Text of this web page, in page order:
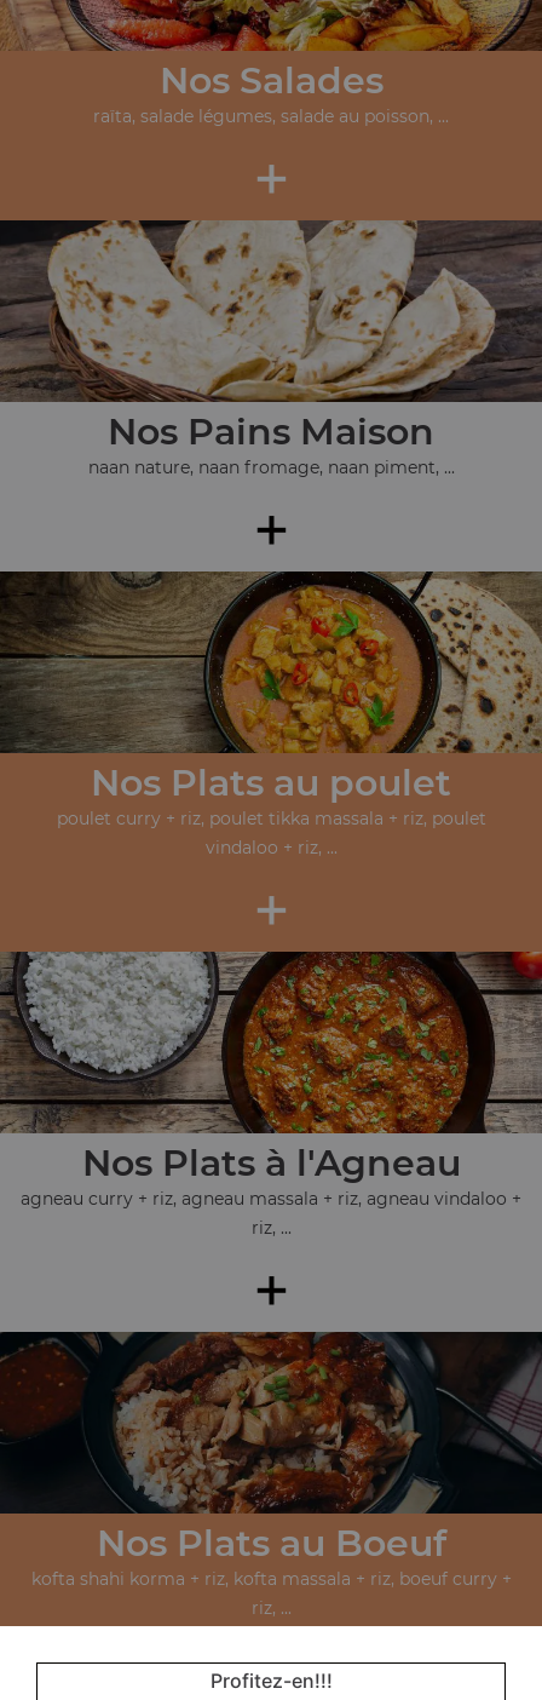
Nos Salades
raïta, salade légumes, salade au poisson, ...
+
Nos Pains Maison
naan nature, naan fromage, naan piment, ...
+
Nos Plats au poulet
poulet curry + riz, poulet tikka massala + riz, poulet
vindaloo + riz, ...
+
Nos Plats à l'Agneau
agneau curry + riz, agneau massala + riz, agneau vindaloo +
riz, ...
+
Nos Plats au Boeuf
kofta shahi korma + riz, kofta massala + riz, boeuf curry +
riz, ...
+
Profitez-en!!!